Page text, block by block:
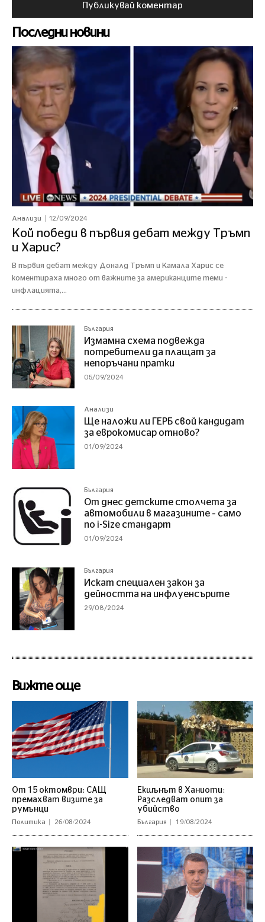
Последни новини
Анализи 12/09/2024
Кой победи в първия дебат между Тръмп
и Харис?
В първия дебат между Доналд Тръмп и Камала Харис се
коментираха много от важните за американците теми -
инфлацията,...
България
Измамна схема подвежда
потребители да плащат за
непоръчани пратки
05/09/2024
Анализи
Ще наложи ли ГЕРБ свой кандидат
за еврокомисар отново?
01/09/2024
България
От днес детските столчета за
автомобили в магазините – само
по i-Size стандарт
01/09/2024
България
Искат специален закон за
дейността на инфлуенсърите
29/08/2024
Вижте още
От 15 октомври: САЩ
премахват визите за
румънци
Политика 26/08/2024
Екшънът в Ханиоти:
Разследват опит за
убийство
България 19/08/2024